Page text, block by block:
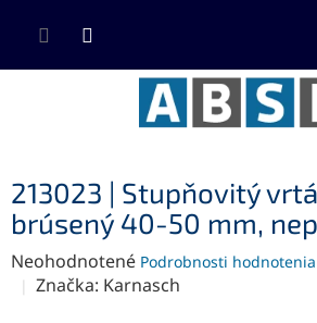
213023 | Stupňovitý
brúsený 40-50 mm,
Priemerné
hodnotenie
Neohodnotené Podrobnosti hodnotenia
Značka: Karnasch